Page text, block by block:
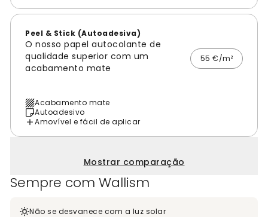
Peel & Stick (Autoadesiva)
O nosso papel autocolante de
qualidade superior com um
acabamento mate
55 €/m²
Acabamento mate
Autoadesivo
Amovível e fácil de aplicar
Mostrar comparação
Sempre com Wallism
Não se desvanece com a luz solar